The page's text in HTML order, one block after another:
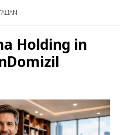
Holding in